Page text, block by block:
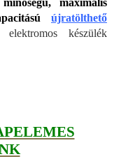
maximális
újratölthető
készülék